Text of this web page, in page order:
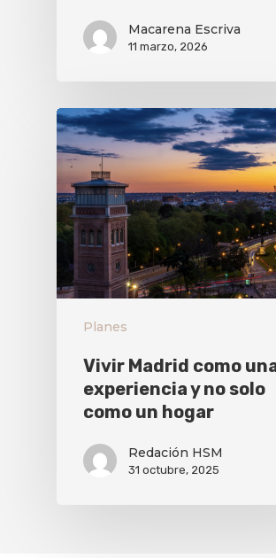
Macarena Escriva
11 marzo, 2026
Planes
Vivir Madrid como
experiencia y no solo
como un hogar
Redación HSM
31 octubre, 2025